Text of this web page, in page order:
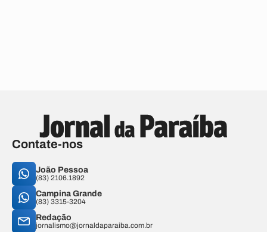
Contate-nos
João Pessoa
(83) 2106.1892
Campina Grande
(83) 3315-3204
Redação
jornalismo@jornaldaparaiba.com.br